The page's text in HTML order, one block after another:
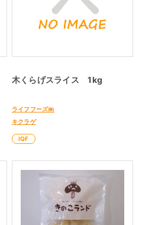
木くらげスライス 1kg
ライフフーズ㈱
キクラゲ
IQF